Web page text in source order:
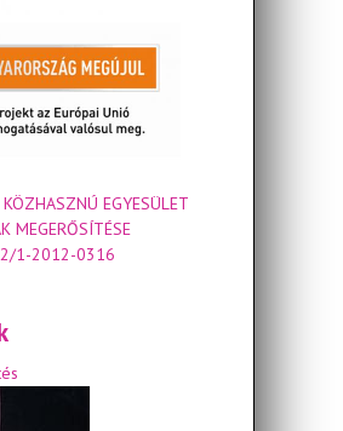
KÖZHASZNÚ EGYESÜLET
MEGERŐSÍTÉSE
1-2012-0316